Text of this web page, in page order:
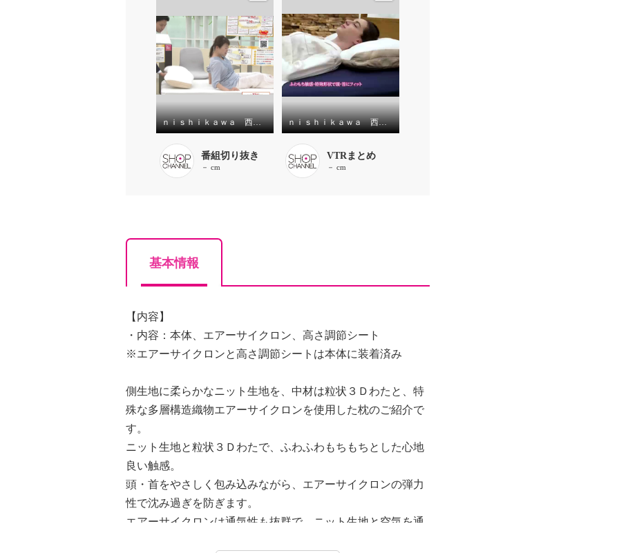
ｎｉｓｈｉｋａｗａ 西川 涼やか＆心地よい弾力！ エアーサイクロンを使った ふわもちエアロパフピロー
番組切り抜き
－ cm
ｎｉｓｈｉｋａｗａ 西川 涼やか＆心地よい弾力！ エアーサイクロンを使った ふわもちエアロパフピロー
VTRまとめ
－ cm
基本情報
【内容】
・内容：本体、エアーサイクロン、高さ調節シート
※エアーサイクロンと高さ調節シートは本体に装着済み
側生地に柔らかなニット生地を、中材は粒状３Ｄわたと、特
殊な多層構造織物エアーサイクロンを使用した枕のご紹介で
す。
ニット生地と粒状３Ｄわたで、ふわふわもちもちとした心地
良い触感。
頭・首をやさしく包み込みながら、エアーサイクロンの弾力
性で沈み過ぎを防ぎます。
エアーサイクロンは通気性も抜群で、ニット生地と空気を通